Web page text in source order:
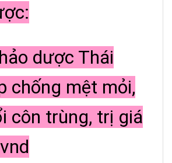
dược Thái
chống mệt mỏi,
côn trùng, trị giá